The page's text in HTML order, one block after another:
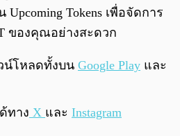
Tokens เพื่อจัดการ
ของคุณอย่างสะดวก
น์โหลดทั้งบน Google Play และ
ทาง X และ Instagram